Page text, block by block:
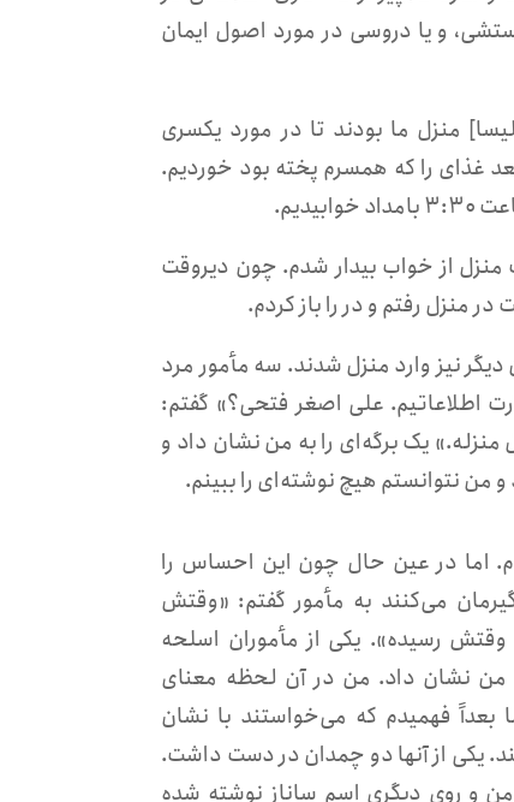
و یا دروسی در مورد اصول ایمان
کلیسا] منزل ما بودند تا در مورد یکسری
غذای را که همسرم پخته بود خوردیم.
که با صدای مکرر زنگ منزل از خواب بیدار شدم. چون دیروقت
منزل رفتم و در را باز کردم.
نیز وارد منزل شدند. سه مأمور مرد
اطلاعاتیم. علی اصغر فتحی؟» گفتم:
یک برگه‌ای را به من نشان داد و
نتوانستم هیچ نوشته‌ای را ببینم.
اما در عین حال چون این احساس را
می‌کنند به مأمور گفتم: «وقتش
رسیده». یکی از مأموران اسلحه
نشان داد. من در آن لحظه معنای
بعداً فهمیدم که می‌خواستند با نشان
یکی از آنها دو چمدان در دست داشت.
و روی دیگری اسم ساناز نوشته شده